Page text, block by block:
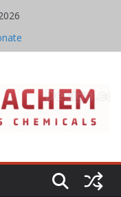
Terbaru
Iron Oxide